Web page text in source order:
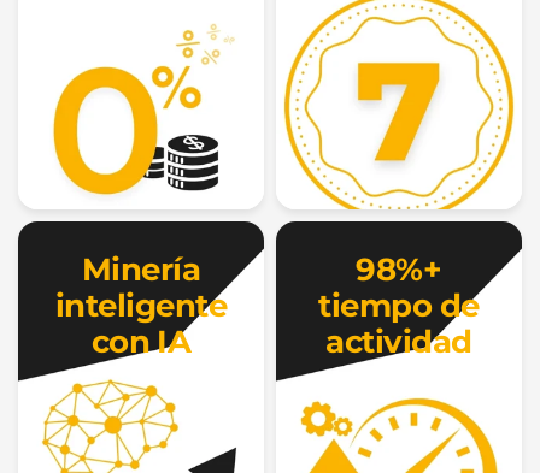
Minería
inteligente
con IA
98%+
tiempo de
actividad